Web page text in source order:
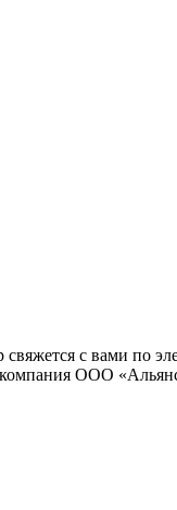
с вами по
компания ООО